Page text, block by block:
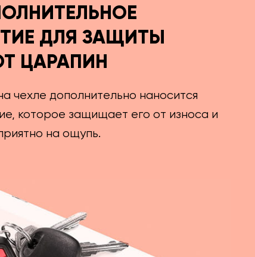
ДЛЯ ЗАЩИТЫ
ЦАРАПИН
чехле дополнительно наносится
которое защищает его от износа и
на ощупь.